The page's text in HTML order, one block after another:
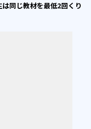
同じ教材を最低2回くり